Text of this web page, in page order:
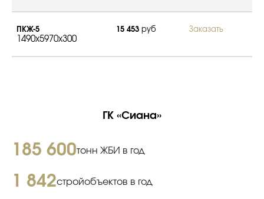
ПКЖ-5
1490x5970x300
15 453 руб Заказать
ГК «Сиана»
185 600тонн ЖБИ в год
1 842стройобъектов в год